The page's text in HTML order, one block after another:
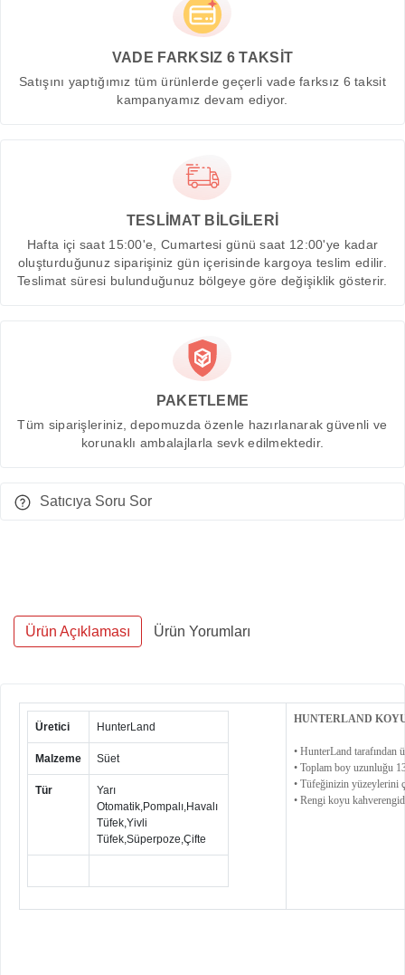
VADE FARKSIZ 6 TAKSİT
Satışını yaptığımız tüm ürünlerde geçerli vade farksız 6 taksit
kampanyamız devam ediyor.
TESLİMAT BİLGİLERİ
Hafta içi saat 15:00'e, Cumartesi günü saat 12:00'ye kadar
oluşturduğunuz siparişiniz gün içerisinde kargoya teslim edilir.
Teslimat süresi bulunduğunuz bölgeye göre değişiklik gösterir.
PAKETLEME
Tüm siparişleriniz, depomuzda özenle hazırlanarak güvenli ve
korunaklı ambalajlarla sevk edilmektedir.
Satıcıya Soru Sor
Ürün Açıklaması Ürün Yorumları
Üretici HunterLand
Malzeme Süet
Tür
Yarı
Otomatik,Pompalı,Havalı
Tüfek,Yivli
Tüfek,Süperpoze,Çifte
HUNTERLAND
• HunterLand tarafından
• Toplam boy uzunluğu
• Tüfeğinizin yüzeylerini
• Rengi koyu